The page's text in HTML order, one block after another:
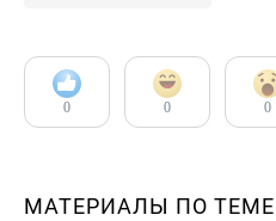
0 0 0
МАТЕРИАЛЫ ПО ТЕМЕ